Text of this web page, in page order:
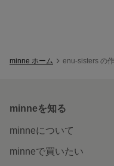
minne ホーム enu-sisters の
minneを知る
minneについて
minneで買いたい